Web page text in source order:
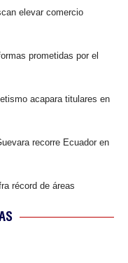
elevar comercio
prometidas por el
acapara titulares en
recorre Ecuador en
récord de áreas